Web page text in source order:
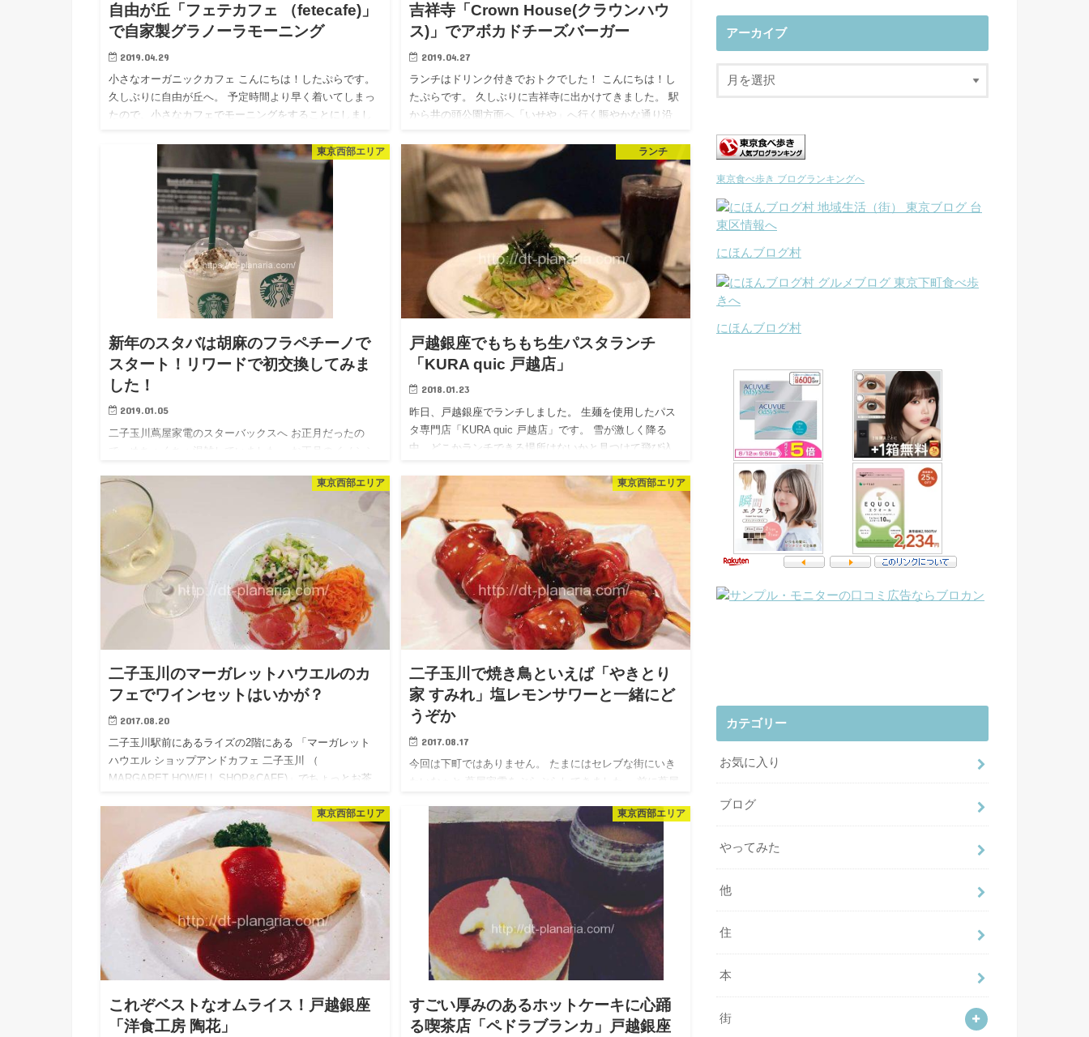
自由が丘「フェテカフェ （fetecafe)」
で自家製グラノーラモーニング
2019.04.29
小さなオーガニックカフェ こんにちは！したぷらです。
久しぶりに自由が丘へ。 予定時間より早く着いてしまっ
たので、小さなカフェでモーニングをすることにしまし
吉祥寺「Crown House(クラウンハウ
ス)」でアボカドチーズバーガー
2019.04.27
ランチはドリンク付きでおトクでした！ こんにちは！し
たぷらです。 久しぶりに吉祥寺に出かけてきました。 駅
から井の頭公園方面へ「いせや」へ行く賑やかな通り沿
Hous…
東京西部エリア
新年のスタバは胡麻のフラペチーノで
スタート！リワードで初交換してみま
した！
2019.01.05
二子玉川蔦屋家電のスターバックスへ お正月だったの
で、めちゃくちゃ混雑していました。 お正月のイノシシ
ラテを注文。 更にスタバのリワードがたまっていたの
で、初…
ランチ
戸越銀座でもちもち生パスタランチ
「KURA quic 戸越店」
2018.01.23
昨日、戸越銀座でランチしました。 生麺を使用したパス
タ専門店「KURA quic 戸越店」です。 雪が激しく降る
中、どこかランチできる場所はないかと見つけて飛び込
たが…
東京西部エリア
二子玉川のマーガレットハウエルのカ
フェでワインセットはいかが？
2017.08.20
二子玉川駅前にあるライズの2階にある 「マーガレット
ハウエル ショップアンドカフェ 二子玉川 （
MARGARET HOWELL SHOP&CAFE)」でちょっとお茶
東京西部エリア
二子玉川で焼き鳥といえば「やきとり
家 すみれ」塩レモンサワーと一緒にど
うぞか
2017.08.17
今回は下町ではありません。 たまにはセレブな街にいき
たいなぁと 蔦屋家電をぶらぶらしてきました。 前に蔦屋
の「蔦屋家電」がかなりすごいぞ！！その一 | 下町…
東京西部エリア
これぞベストなオムライス！戸越銀座
「洋食工房 陶花」
東京西部エリア
すごい厚みのあるホットケーキに心踊
る喫茶店「ペドラブランカ」戸越銀座
アーカイブ
東京食べ歩き ブログランキングへ
にほんブログ村
にほんブログ村
カテゴリー
お気に入り
ブログ
やってみた
他
住
本
街